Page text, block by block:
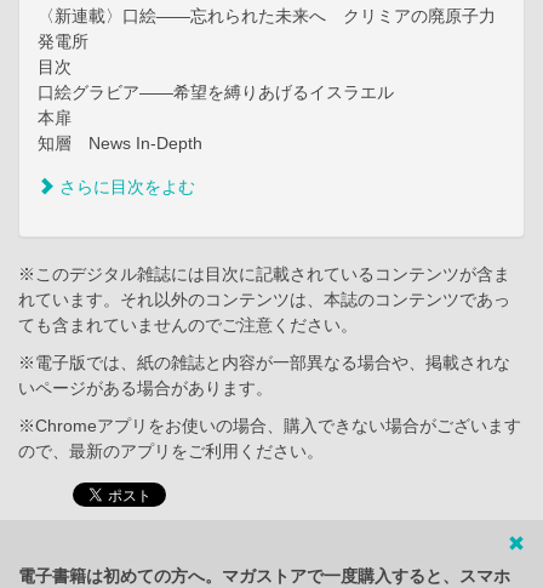
〈新連載〉口絵――忘れられた未来へ クリミアの廃原子力
発電所
目次
口絵グラビア――希望を縛りあげるイスラエル
本扉
知層 News In-Depth
さらに目次をよむ
※このデジタル雑誌には目次に記載されているコンテンツが含ま
れています。それ以外のコンテンツは、本誌のコンテンツであっ
ても含まれていませんのでご注意ください。
※電子版では、紙の雑誌と内容が一部異なる場合や、掲載されな
いページがある場合があります。
※Chromeアプリをお使いの場合、購入できない場合がございます
ので、最新のアプリをご利用ください。
電子書籍は初めての方へ。マガストアで一度購入すると、スマホ